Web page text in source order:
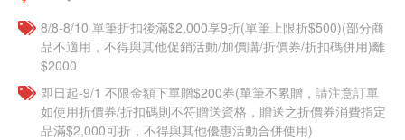
8/8-8/10 單筆折扣後滿$2,000享9折(單筆上限折$500)(部分商
品不適用，不得與其他促銷活動/加價購/折價券/折扣碼併用)離
$2000
即日起-9/1 不限金額下單贈$200券(單筆不累贈，請注意訂單
如使用折價券/折扣碼則不符贈送資格，贈送之折價券消費指定
品滿$2,000可折，不得與其他優惠活動合併使用)